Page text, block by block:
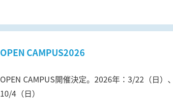
OPEN CAMPUS2026
OPEN CAMPUS開催決定。2026年：3/22（日
10/4（日）